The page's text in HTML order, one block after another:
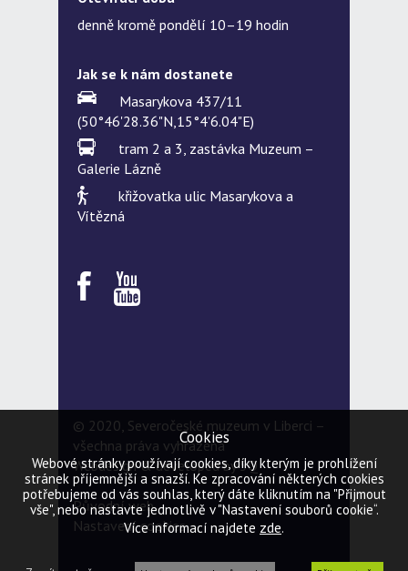
denně kromě pondělí 10–19 hodin
Jak se k nám dostanete
Masarykova 437/11
(50°46'28.36"N,15°4'6.04"E)
tram 2 a 3, zastávka Muzeum –
Galerie Lázně
křižovatka ulic Masarykova a
Vítězná
© 2020, Severočeské muzeum v Liberci –
všechna práva vyhrazena
Webdesign & developed by5Q
Původní web
Nastavení cookies
Cookies
Webové stránky používají cookies, díky kterým je prohlížení
stránek příjemnější a snazší. Ke zpracování některých cookies
potřebujeme od vás souhlas, který dáte kliknutím na "Přijmout
vše", nebo nastavte jednotlivě v "Nastavení souborů cookie“.
Více informací najdete zde.